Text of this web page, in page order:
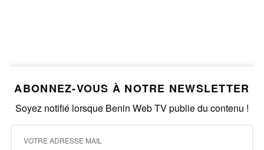
ABONNEZ-VOUS À NOTRE NEWSLETTER
Soyez notifié lorsque Benin Web TV publie du contenu !